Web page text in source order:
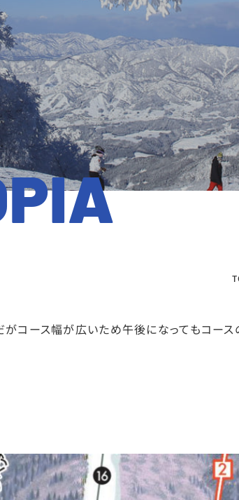
コース幅が広いため午後になってもコース